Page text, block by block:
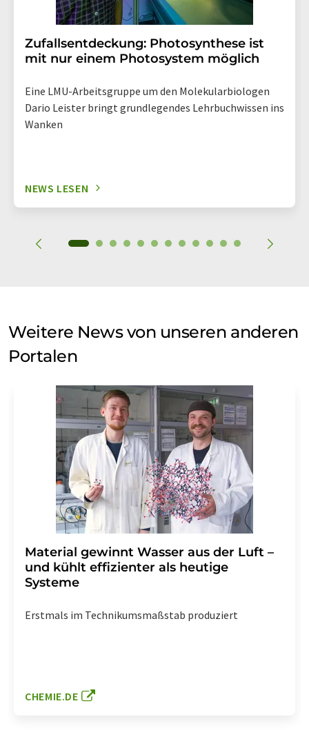
Zufallsentdeckung: Photosynthese ist
mit nur einem Photosystem möglich
Eine LMU-Arbeitsgruppe um den Molekularbiologen
Dario Leister bringt grundlegendes Lehrbuchwissen ins
Wanken
NEWS LESEN
Weitere News von unseren anderen
Portalen
Material gewinnt Wasser aus der Luft –
und kühlt effizienter als heutige
Systeme
Erstmals im Technikumsmaßstab produziert
CHEMIE.DE